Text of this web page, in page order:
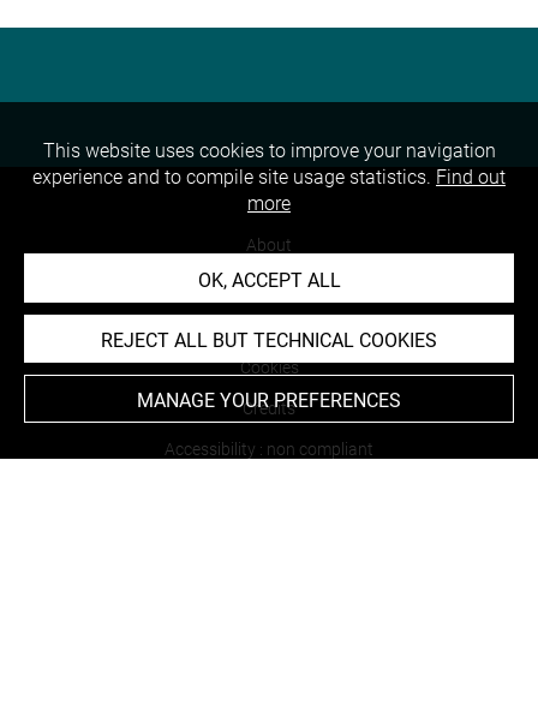
About
Contact Us
Cookies
Credits
Accessibility : non compliant
This website uses cookies to improve your navigation
experience and to compile site usage statistics. Find out
more
OK, ACCEPT ALL
REJECT ALL BUT TECHNICAL COOKIES
MANAGE YOUR PREFERENCES